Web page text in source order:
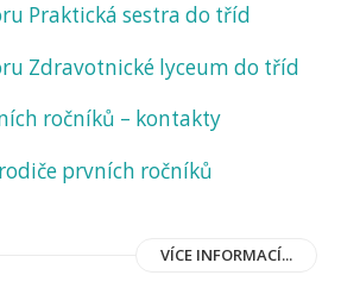
Praktická sestra do tříd
Zdravotnické lyceum do tříd
ročníků – kontakty
prvních ročníků
VÍCE INFORMACÍ...